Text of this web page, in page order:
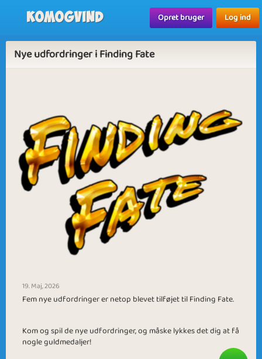
Komogvind Opret bruger Log ind
Nye udfordringer i Finding Fate
19. Maj, 2026
Fem nye udfordringer er netop blevet tilføjet til Finding Fate.
Kom og spil de nye udfordringer, og måske lykkes det dig at få
nogle guldmedaljer!